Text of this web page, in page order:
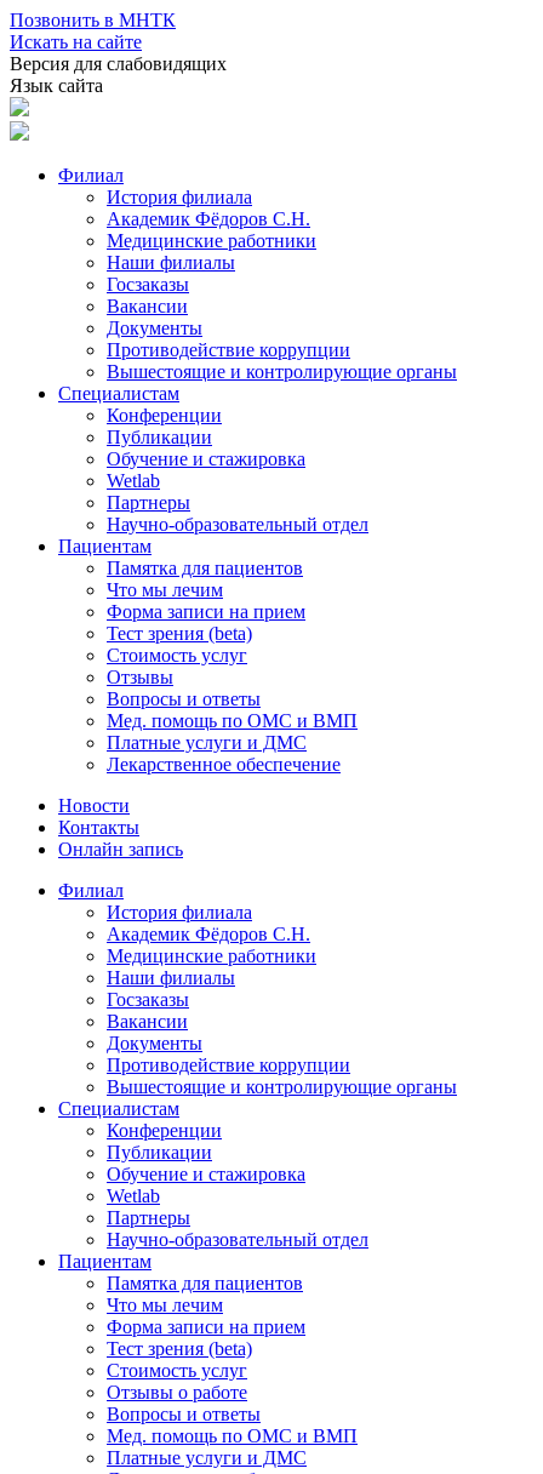
Позвонить в МНТК
Искать на сайте
Версия для слабовидящих
Язык сайта
Филиал
История филиала
Академик Фёдоров С.Н.
Медицинские работники
Наши филиалы
Госзаказы
Вакансии
Документы
Противодействие коррупции
Вышестоящие и контролирующие органы
Специалистам
Конференции
Публикации
Обучение и стажировка
Wetlab
Партнеры
Научно-образовательный отдел
Пациентам
Памятка для пациентов
Что мы лечим
Форма записи на прием
Тест зрения (beta)
Стоимость услуг
Отзывы
Вопросы и ответы
Мед. помощь по ОМС и ВМП
Платные услуги и ДМС
Лекарственное обеспечение
Новости
Контакты
Онлайн запись
Филиал
История филиала
Академик Фёдоров С.Н.
Медицинские работники
Наши филиалы
Госзаказы
Вакансии
Документы
Противодействие коррупции
Вышестоящие и контролирующие органы
Специалистам
Конференции
Публикации
Обучение и стажировка
Wetlab
Партнеры
Научно-образовательный отдел
Пациентам
Памятка для пациентов
Что мы лечим
Форма записи на прием
Тест зрения (beta)
Стоимость услуг
Отзывы о работе
Вопросы и ответы
Мед. помощь по ОМС и ВМП
Платные услуги и ДМС